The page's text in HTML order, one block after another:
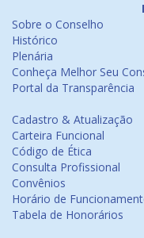
Sobre o Conselho
Histórico
Plenária
Conheça Melhor Seu
Portal da Transparência
Cadastro & Atualização
Carteira Funcional
Código de Ética
Consulta Profissional
Convênios
Horário de
Tabela de Honorários